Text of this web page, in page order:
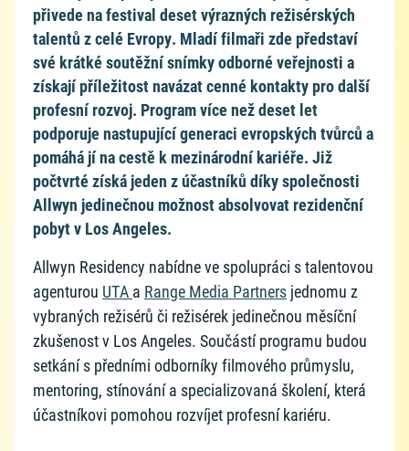
přivede na festival deset výrazných režisérských
talentů z celé Evropy. Mladí filmaři zde představí
své krátké soutěžní snímky odborné veřejnosti a
získají příležitost navázat cenné kontakty pro další
profesní rozvoj. Program více než deset let
podporuje nastupující generaci evropských tvůrců a
pomáhá jí na cestě k mezinárodní kariéře. Již
počtvrté získá jeden z účastníků díky společnosti
Allwyn jedinečnou možnost absolvovat rezidenční
pobyt v Los Angeles.
Allwyn Residency nabídne ve spolupráci s talentovou
agenturou UTA a Range Media Partners jednomu z
vybraných režisérů či režisérek jedinečnou měsíční
zkušenost v Los Angeles. Součástí programu budou
setkání s předními odborníky filmového průmyslu,
mentoring, stínování a specializovaná školení, která
účastníkovi pomohou rozvíjet profesní kariéru.